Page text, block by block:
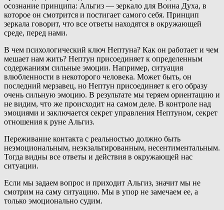
осознание принципа: Альгиз — зеркало для Воина Духа, в
которое он смотрится и постигает самого себя. Принцип
зеркала говорит, что все ответы находятся в окружающей
среде, перед нами.
В чем психологический ключ Нептуна? Как он работает и чем
мешает нам жить? Нептун присоединяет к определенным
содержаниям сильные эмоции. Например, ситуация
влюбленности в некоторого человека. Может быть, он
последний мерзавец, но Нептун присоединяет к его образу
очень сильную эмоцию. В результате мы теряем ориентацию и
не видим, что же происходит на самом деле. В контроле над
эмоциями и заключается секрет управления Нептуном, секрет
отношения к руне Альгиз.
Переживание контакта с реальностью должно быть
неэмоциональным, неэкзальтированным, несентиментальным.
Тогда видны все ответы и действия в окружающей нас
ситуации.
Если мы задаем вопрос и приходит Альгиз, значит мы не
смотрим на саму ситуацию. Мы в упор не замечаем ее, а
только эмоционально судим.